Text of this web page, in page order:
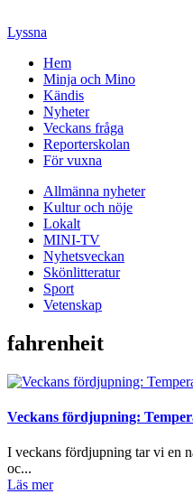
Lyssna
Hem
Minja och Mino
Kändis
Nyheter
Veckans fråga
Reporterskolan
För vuxna
Allmänna nyheter
Kultur och nöje
Lokalt
MINI-TV
Nyhetsveckan
Skönlitteratur
Sport
Vetenskap
fahrenheit
Veckans fördjupning:
I veckans fördjupning tar vi en
oc...
Läs mer